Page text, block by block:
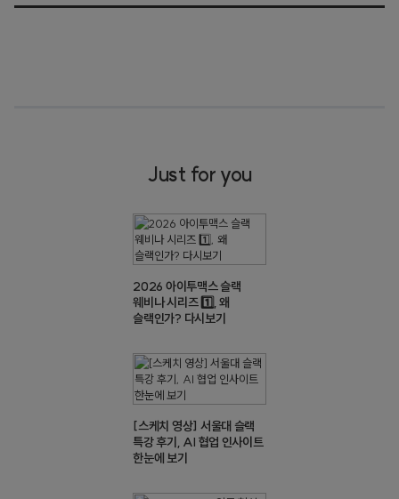
Just for you
2026 아이투맥스 슬랙
웨비나 시리즈 1️⃣, 왜
슬랙인가? 다시보기
[스케치 영상] 서울대 슬랙
특강 후기, AI 협업 인사이트
한눈에 보기